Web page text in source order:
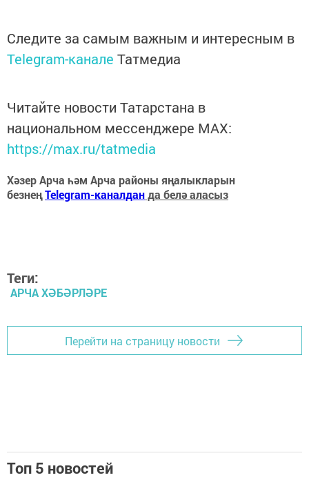
Следите за самым важным и интересным в
Telegram-канале Татмедиа
Читайте новости Татарстана в
национальном мессенджере MАХ:
https://max.ru/tatmedia
Хәзер Арча һәм Арча районы яңалыкларын
безнеңTelegram-каналданда белә аласыз
Теги:
АРЧА ХӘБӘРЛӘРЕ
Перейти на страницу новости
Топ 5 новостей